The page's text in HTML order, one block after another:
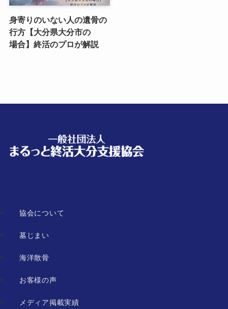
身寄りのいない​人の​遺骨の​
行方​【大分県大分市の​
場合】終活の​プロが​解説
協会について
墓じまい
海洋散骨
お客様の声
メディア掲載実績